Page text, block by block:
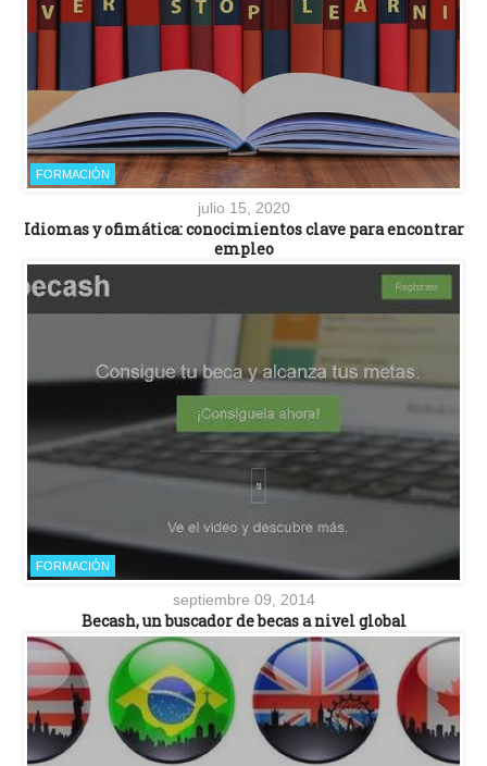
FORMACIÓN
julio 15, 2020
Idiomas y ofimática: conocimientos clave para encontrar
empleo
FORMACIÓN
septiembre 09, 2014
Becash, un buscador de becas a nivel global